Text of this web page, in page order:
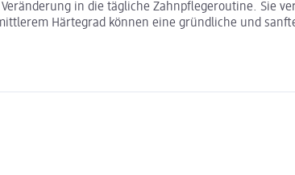
in die tägliche Zahnpflegeroutine. Sie
Härtegrad können eine gründliche und